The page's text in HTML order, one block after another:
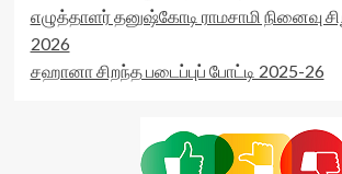
எழுத்தாளர் தனுஷ்கோடி ராமசாமி நினைவு
2026
சஹானா சிறந்த படைப்புப் போட்டி 2025-26